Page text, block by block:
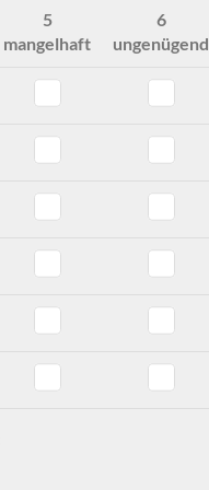
5
mangelhaft
6
ungenügend